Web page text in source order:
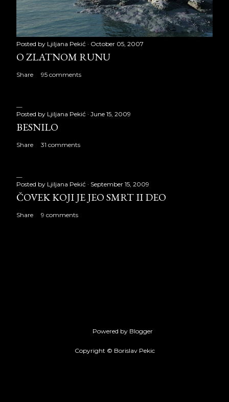
Posted by Ljiljana Pekić October 05, 2007
O ZLATNOM RUNU
Share 95 comments
Posted by Ljiljana Pekić June 15, 2009
BESNILO
Share 31 comments
Posted by Ljiljana Pekić September 15, 2009
ČOVEK KOJI JE JEO SMRT II DEO
Share 9 comments
Powered by Blogger
Copyright © Borislav Pekic